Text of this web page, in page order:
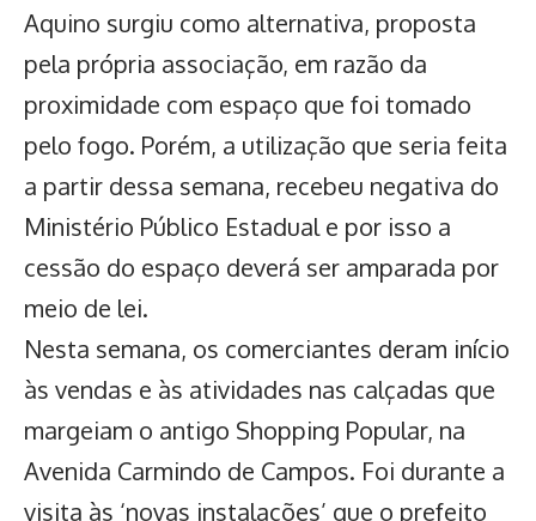
Aquino surgiu como alternativa, proposta
pela própria associação, em razão da
proximidade com espaço que foi tomado
pelo fogo. Porém, a utilização que seria feita
a partir dessa semana, recebeu negativa do
Ministério Público Estadual e por isso a
cessão do espaço deverá ser amparada por
meio de lei.
Nesta semana, os comerciantes deram início
às vendas e às atividades nas calçadas que
margeiam o antigo Shopping Popular, na
Avenida Carmindo de Campos. Foi durante a
visita às ‘novas instalações’ que o prefeito